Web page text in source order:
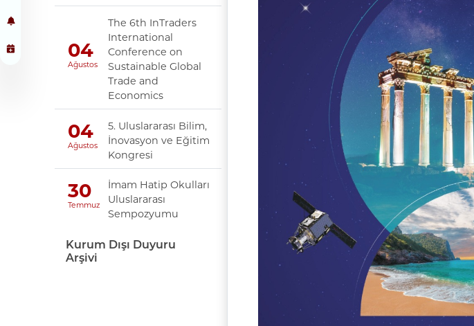
04
Ağustos
The 6th InTraders
International
Conference on
Sustainable Global
Trade and
Economics
04
Ağustos
5. Uluslararası Bilim,
İnovasyon ve Eğitim
Kongresi
30
Temmuz
İmam Hatip Okulları
Uluslararası
Sempozyumu
Kurum Dışı Duyuru
Arşivi